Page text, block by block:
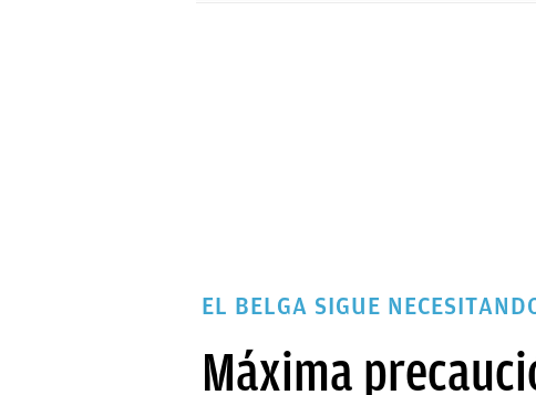
EL BELGA SIGUE
Máxima